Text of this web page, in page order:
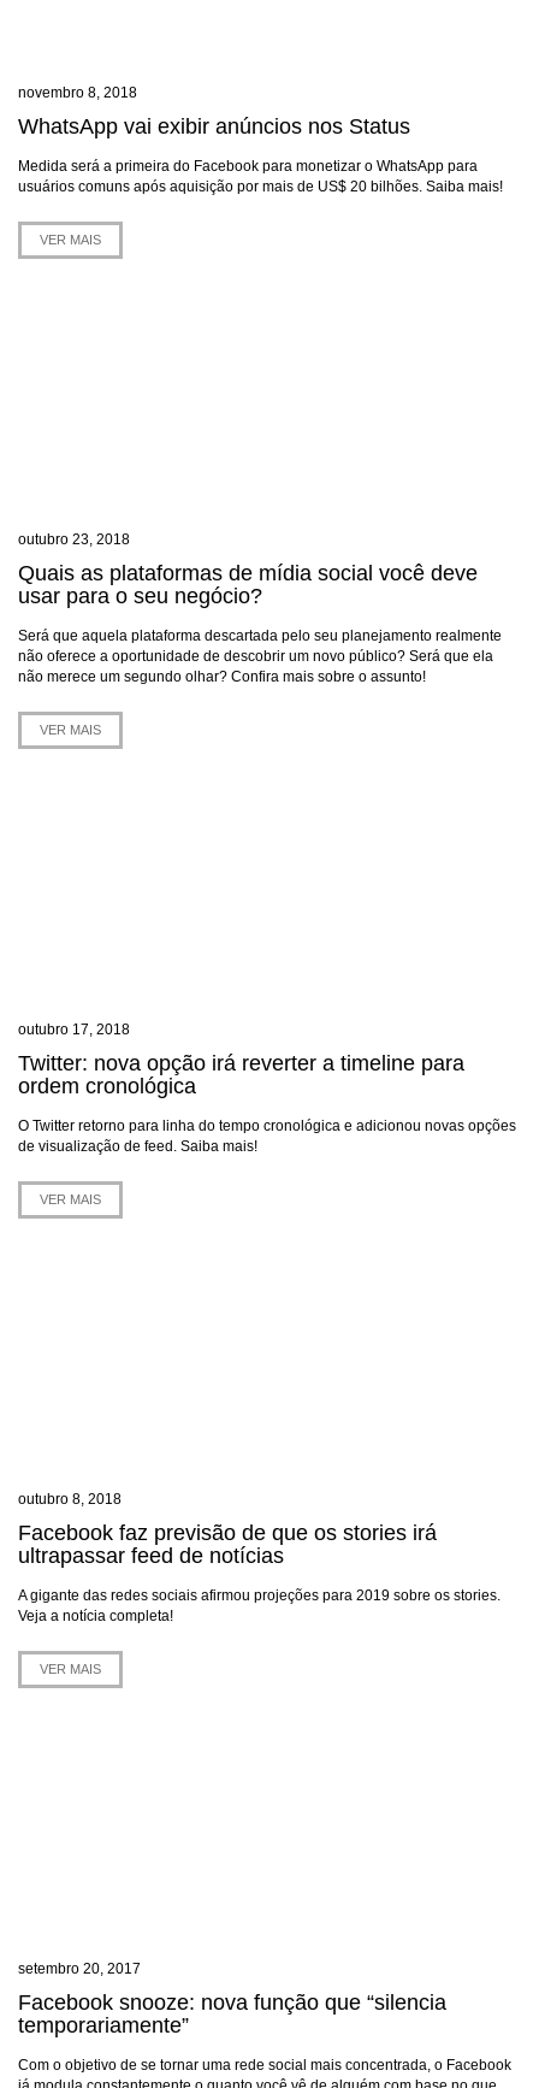
novembro 8, 2018
WhatsApp vai exibir anúncios nos Status
Medida será a primeira do Facebook para monetizar o WhatsApp para
usuários comuns após aquisição por mais de US$ 20 bilhões. Saiba mais!
VER MAIS
outubro 23, 2018
Quais as plataformas de mídia social você deve
usar para o seu negócio?
Será que aquela plataforma descartada pelo seu planejamento realmente
não oferece a oportunidade de descobrir um novo público? Será que ela
não merece um segundo olhar? Confira mais sobre o assunto!
VER MAIS
outubro 17, 2018
Twitter: nova opção irá reverter a timeline para
ordem cronológica
O Twitter retorno para linha do tempo cronológica e adicionou novas opções
de visualização de feed. Saiba mais!
VER MAIS
outubro 8, 2018
Facebook faz previsão de que os stories irá
ultrapassar feed de notícias
A gigante das redes sociais afirmou projeções para 2019 sobre os stories.
Veja a notícia completa!
VER MAIS
setembro 20, 2017
Facebook snooze: nova função que “silencia
temporariamente”
Com o objetivo de se tornar uma rede social mais concentrada, o Facebook